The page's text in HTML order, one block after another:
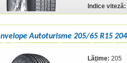
Indice viteză:
Autoturisme 205/65 R15 204
Lăţime: 205